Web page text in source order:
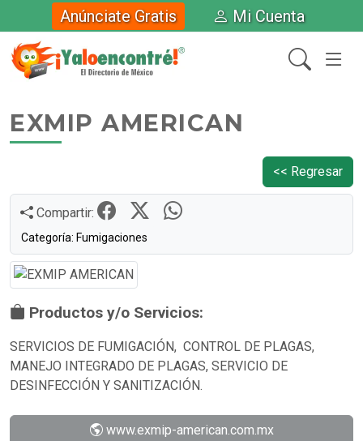
Anúnciate Gratis Mi Cuenta
EXMIP AMERICAN
<< Regresar
Compartir:
Categoría: Fumigaciones
Productos y/o Servicios:
SERVICIOS DE FUMIGACIÓN, CONTROL DE PLAGAS,
MANEJO INTEGRADO DE PLAGAS, SERVICIO DE
DESINFECCIÓN Y SANITIZACIÓN.
www.exmip-american.com.mx